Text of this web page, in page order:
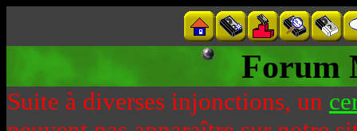
Forum
Suite à diverses injonctions, un